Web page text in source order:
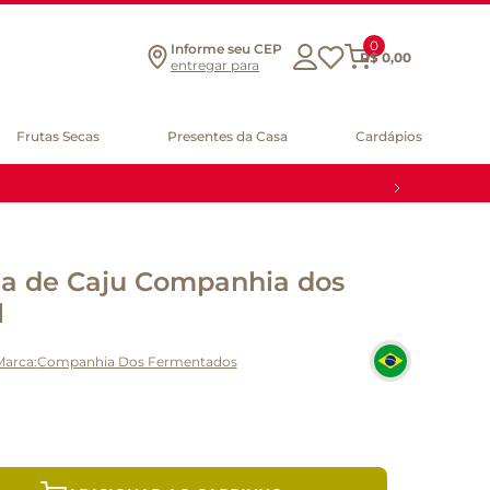
Informe seu CEP
entregar para
0
R$ 0,00
Frutas Secas Presentes da Casa Cardápios
de Caju Companhia dos
Companhia Dos Fermentados